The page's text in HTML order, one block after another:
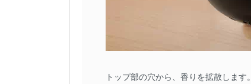
トップ部の穴から、香りを拡散します。